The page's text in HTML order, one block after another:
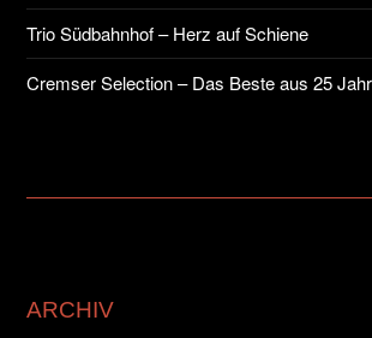
Trio Südbahnhof – Herz auf Schiene
Cremser Selection – Das Beste aus 25
ARCHIV